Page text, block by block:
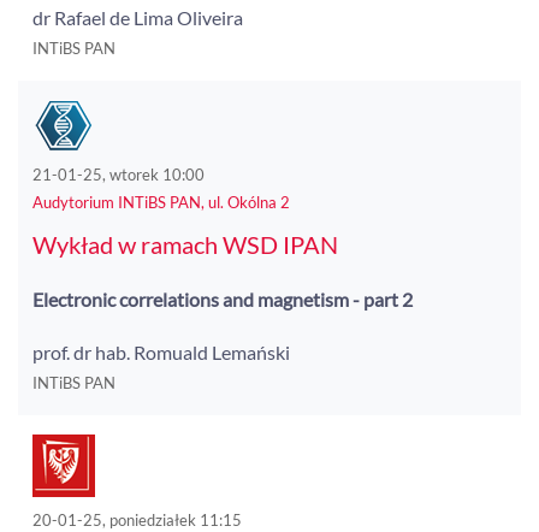
dr Rafael de Lima Oliveira
INTiBS PAN
21-01-25, wtorek 10:00
Audytorium INTiBS PAN, ul. Okólna 2
Wykład w ramach WSD IPAN
Electronic correlations and magnetism - part 2
prof. dr hab. Romuald Lemański
INTiBS PAN
20-01-25, poniedziałek 11:15